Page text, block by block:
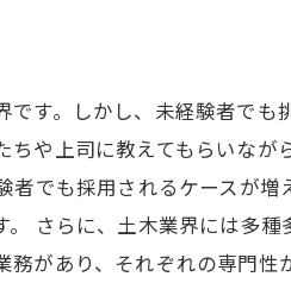
す。しかし、未経験者でも
や上司に教えてもらいなが
でも採用されるケースが増
さらに、土木業界には多種
があり、それぞれの専門性